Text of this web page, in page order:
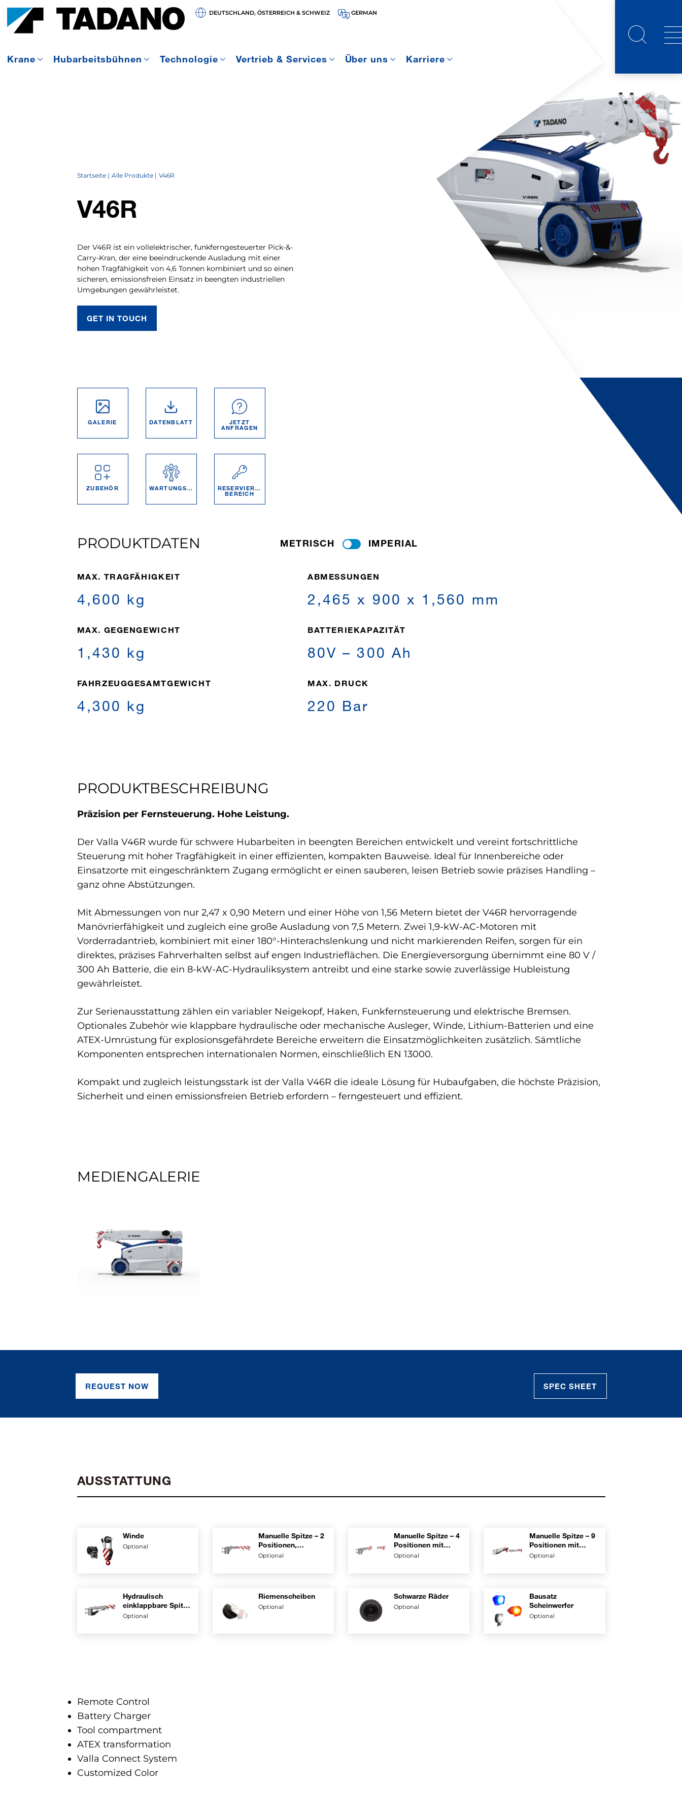
DEUTSCHLAND, ÖSTERREICH & SCHWEIZ GERMAN
Krane Hubarbeitsbühnen Technologie Vertrieb & Services Über uns Karriere
Startseite Alle Produkte V46R
V46R
Der V46R ist ein vollelektrischer, funkferngesteuerter Pick-&-
Carry-Kran, der eine beeindruckende Ausladung mit einer
hohen Tragfähigkeit von 4,6 Tonnen kombiniert und so einen
sicheren, emissionsfreien Einsatz in beengten industriellen
Umgebungen gewährleistet.
GET IN TOUCH
GALERIE DATEN­BLATT JETZT
ANFRAGEN
ZUBEHÖR WARTUNGSPROGRAMME RESERVIERTER
BEREICH
PRODUKTDATEN METRISCH IMPERIAL
MAX. TRAGFÄHIGKEIT
4,600 kg
MAX. GEGENGEWICHT
1,430 kg
FAHRZEUGGESAMTGEWICHT
4,300 kg
ABMESSUNGEN
2,465 x 900 x 1,560 mm
BATTERIEKAPAZITÄT
80V – 300 Ah
MAX. DRUCK
220 Bar
PRODUKTBESCHREIBUNG
Präzision per Fernsteuerung. Hohe Leistung.
Der Valla V46R wurde für schwere Hubarbeiten in beengten Bereichen entwickelt und vereint fortschrittliche
Steuerung mit hoher Tragfähigkeit in einer effizienten, kompakten Bauweise. Ideal für Innenbereiche oder
Einsatzorte mit eingeschränktem Zugang ermöglicht er einen sauberen, leisen Betrieb sowie präzises Handling –
ganz ohne Abstützungen.
Mit Abmessungen von nur 2,47 x 0,90 Metern und einer Höhe von 1,56 Metern bietet der V46R hervorragende
Manövrierfähigkeit und zugleich eine große Ausladung von 7,5 Metern. Zwei 1,9-kW-AC-Motoren mit
Vorderradantrieb, kombiniert mit einer 180°-Hinterachslenkung und nicht markierenden Reifen, sorgen für ein
direktes, präzises Fahrverhalten selbst auf engen Industrieflächen. Die Energieversorgung übernimmt eine 80 V /
300 Ah Batterie, die ein 8-kW-AC-Hydrauliksystem antreibt und eine starke sowie zuverlässige Hubleistung
gewährleistet.
Zur Serienausstattung zählen ein variabler Neigekopf, Haken, Funkfernsteuerung und elektrische Bremsen.
Optionales Zubehör wie klappbare hydraulische oder mechanische Ausleger, Winde, Lithium-Batterien und eine
ATEX-Umrüstung für explosionsgefährdete Bereiche erweitern die Einsatzmöglichkeiten zusätzlich. Sämtliche
Komponenten entsprechen internationalen Normen, einschließlich EN 13000.
Kompakt und zugleich leistungsstark ist der Valla V46R die ideale Lösung für Hubaufgaben, die höchste Präzision,
Sicherheit und einen emissionsfreien Betrieb erfordern – ferngesteuert und effizient.
MEDIENGALERIE
REQUEST NOW SPEC SHEET
AUSSTATTUNG
Winde
Optional
Manuelle Spitze – 2
Positionen,
einklappbar, mit
Optional
Manuelle Spitze – 4
Positionen mit
feststehender,
Optional
Manuelle Spitze – 9
Positionen mit
feststehender
Optional
Hydraulisch
einklappbare Spitze
mit Ruheposition
Optional
Riemenscheiben
Optional
Schwarze Räder
Optional
Bausatz
Scheinwerfer
Optional
Remote Control
Battery Charger
Tool compartment
ATEX transformation
Valla Connect System
Customized Color